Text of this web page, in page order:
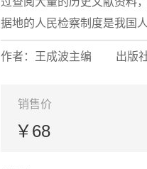
据地的人民检察制度是我国
作者：王成波主编 出版
销售价
￥68